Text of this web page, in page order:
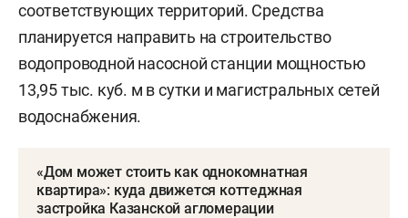
соответствующих территорий. Средства
планируется направить на строительство
водопроводной насосной станции мощностью
13,95 тыс. куб. м в сутки и магистральных сетей
водоснабжения.
«Дом может стоить как однокомнатная
квартира»: куда движется коттеджная
застройка Казанской агломерации